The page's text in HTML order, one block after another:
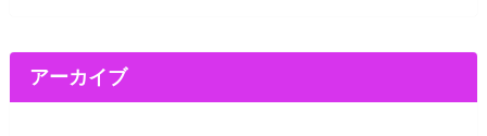
アーカイブ